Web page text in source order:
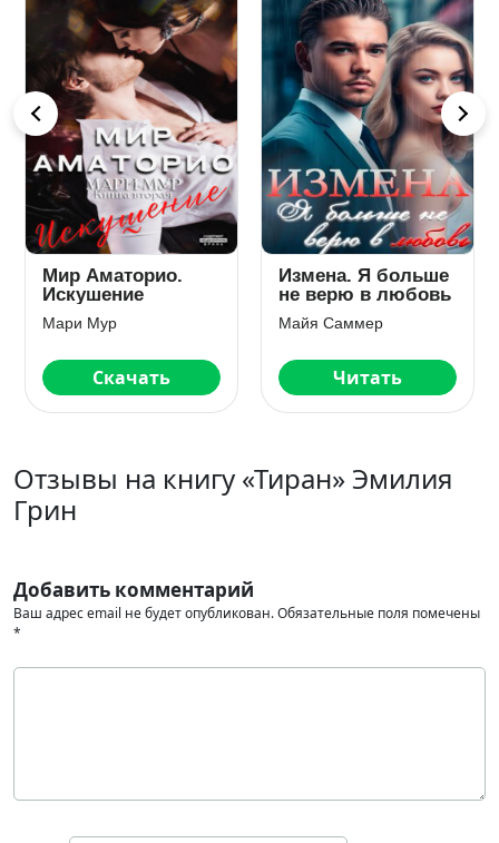
Мир Аматорио.
Искушение
Мари Мур
Скачать
Измена. Я больше
не верю в любовь
Майя Саммер
Читать
Отзывы на книгу «Тиран» Эмилия
Грин
Добавить комментарий
Ваш адрес email не будет опубликован.Обязательные поля помечены
*